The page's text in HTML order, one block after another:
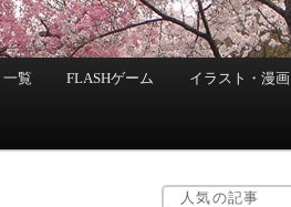
覧 FLASHゲーム イラスト・漫画
人気の記事